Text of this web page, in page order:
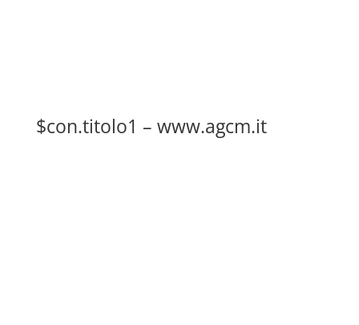
$con.titolo1 – www.agcm.it